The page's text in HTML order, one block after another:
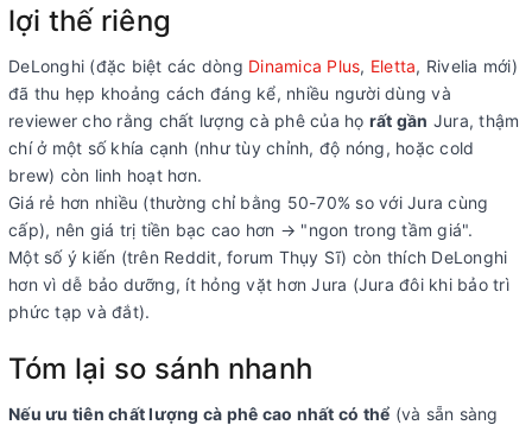
lợi thế riêng
DeLonghi (đặc biệt các dòng Dinamica Plus, Eletta, Rivelia mới)
đã thu hẹp khoảng cách đáng kể, nhiều người dùng và
reviewer cho rằng chất lượng cà phê của họ rất gần Jura, thậm
chí ở một số khía cạnh (như tùy chỉnh, độ nóng, hoặc cold
brew) còn linh hoạt hơn.
Giá rẻ hơn nhiều (thường chỉ bằng 50-70% so với Jura cùng
cấp), nên giá trị tiền bạc cao hơn → "ngon trong tầm giá".
Một số ý kiến (trên Reddit, forum Thụy Sĩ) còn thích DeLonghi
hơn vì dễ bảo dưỡng, ít hỏng vặt hơn Jura (Jura đôi khi bảo trì
phức tạp và đắt).
Tóm lại so sánh nhanh
Nếu ưu tiên chất lượng cà phê cao nhất có thể (và sẵn sàng